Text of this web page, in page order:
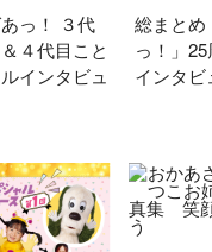
っ！ ３代
４代目こと
インタビュ
総まとめ
っ！」
インタビ